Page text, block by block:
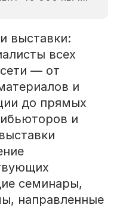
выставки:
всех
— от
и
до прямых
и
семинары,
направленные